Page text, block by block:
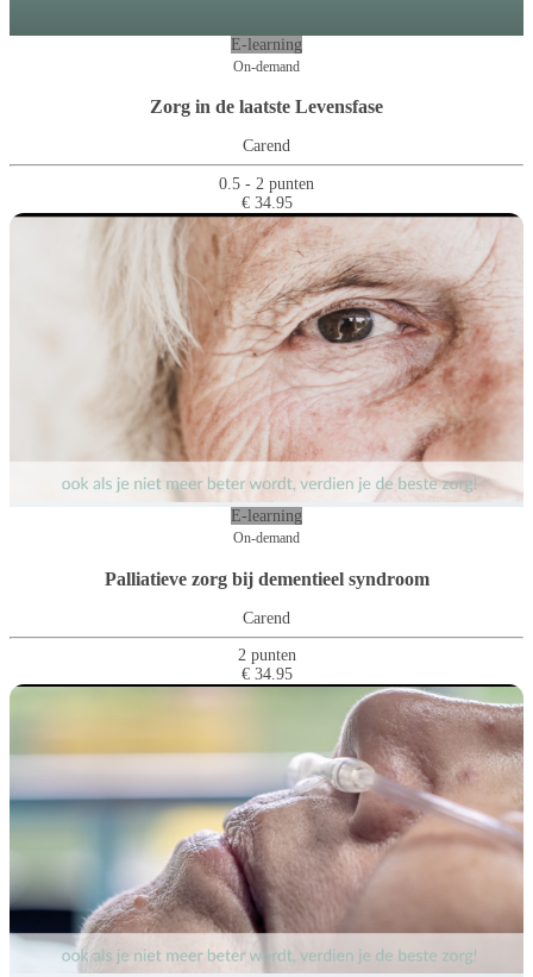
E-learning
On-demand
Zorg in de laatste Levensfase
Carend
0.5 - 2 punten
€ 34.95
E-learning
On-demand
Palliatieve zorg bij dementieel syndroom
Carend
2 punten
€ 34.95